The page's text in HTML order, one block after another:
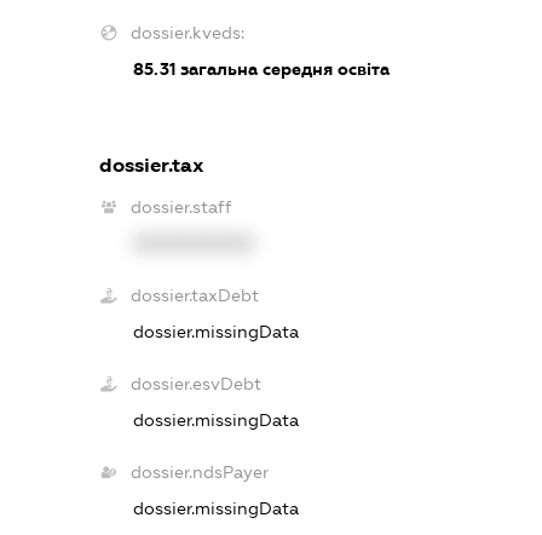
dossier.kveds:
85.31 загальна середня освіта
dossier.tax
dossier.staff
dossier.taxDebt
dossier.missingData
dossier.esvDebt
dossier.missingData
dossier.ndsPayer
dossier.missingData